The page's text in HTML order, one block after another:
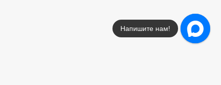
Напишите нам!